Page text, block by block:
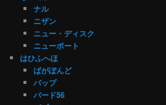
ナル
ニザン
ニュー・ディスク
ニューポート
はひふへほ
ばがぼんど
バップ
バード56